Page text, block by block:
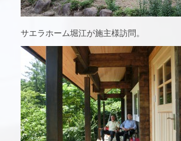
サエラホーム堀江が施主様訪問。